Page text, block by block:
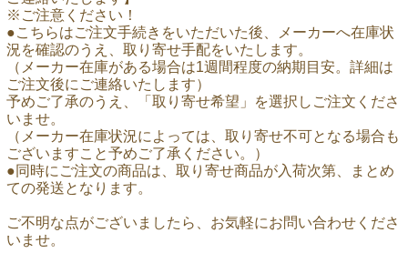
※ご注意ください！
●こちらはご注文手続きをいただいた後、メーカーへ在庫状
況を確認のうえ、取り寄せ手配をいたします。
（メーカー在庫がある場合は1週間程度の納期目安。詳細は
ご注文後にご連絡いたします）
予めご了承のうえ、「取り寄せ希望」を選択しご注文くださ
いませ。
（メーカー在庫状況によっては、取り寄せ不可となる場合も
ございますこと予めご了承ください。）
●同時にご注文の商品は、取り寄せ商品が入荷次第、まとめ
ての発送となります。
ご不明な点がございましたら、お気軽にお問い合わせくださ
いませ。